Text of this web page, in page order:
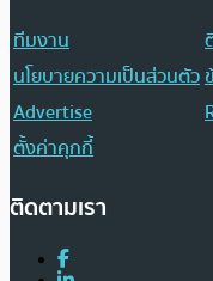
ทีมงาน
นโยบายความเป็นส่วนตัว
Advertise
ตั้งค่าคุกกี้
ติดตามเรา